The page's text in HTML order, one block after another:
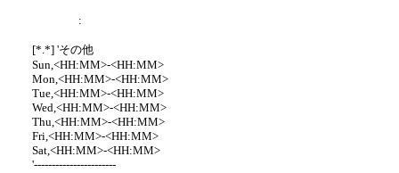
:
[*.*] 'その他
Sun,<HH:MM>-<HH:MM>
Mon,<HH:MM>-<HH:MM>
Tue,<HH:MM>-<HH:MM>
Wed,<HH:MM>-<HH:MM>
Thu,<HH:MM>-<HH:MM>
Fri,<HH:MM>-<HH:MM>
Sat,<HH:MM>-<HH:MM>
'-----------------------